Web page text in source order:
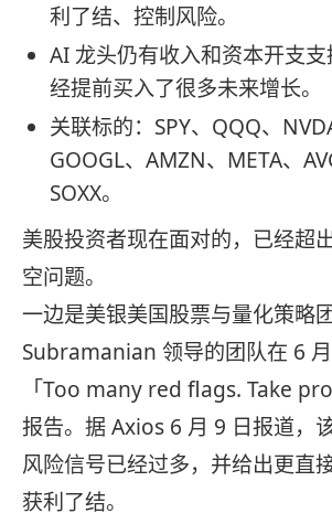
利了结、控制风险。
AI 龙头仍有收入和资本开支
经提前买入了很多未来增长。
关联标的：SPY、QQQ、
GOOGL、AMZN、META、
SOXX。
美股投资者现在面对的，已经超
空问题。
一边是美银美国股票与量化策略
Subramanian 领导的团队在 6
「Too many red flags. Take
报告。据 Axios 6 月 9 日报道，
风险信号已经过多，并给出更直
获利了结。